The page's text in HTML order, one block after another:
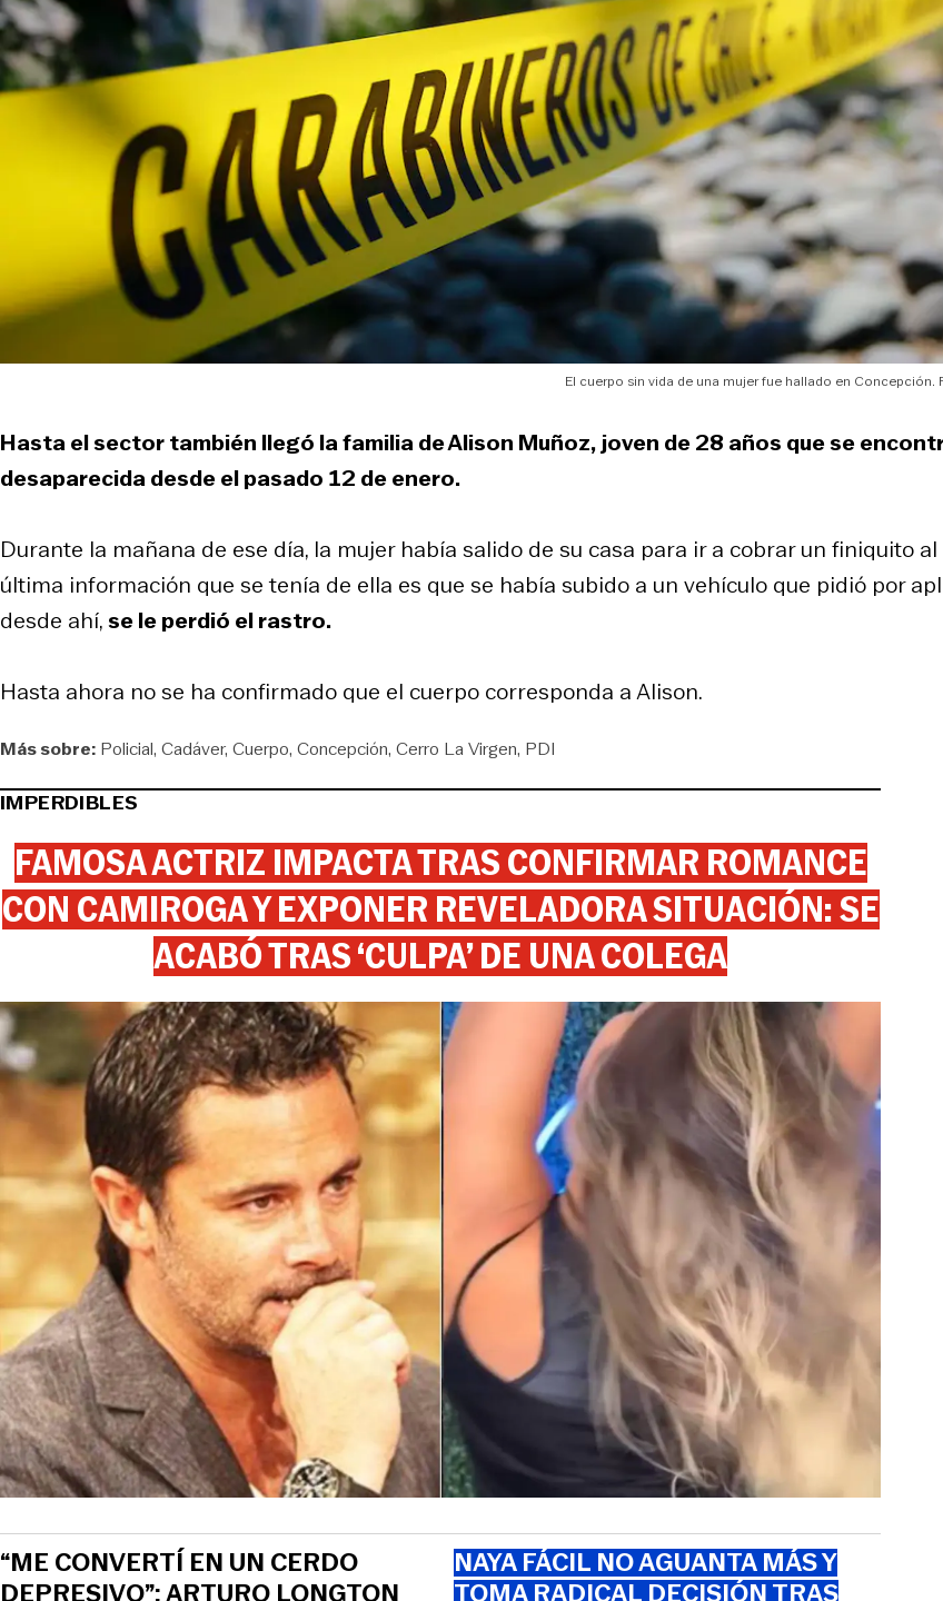
El cuerpo sin vida de una mujer fue hallado en Concepción.
Hasta el sector también llegó la familia de Alison Muñoz, joven de 28 años que se
desaparecida desde el pasado 12 de enero.
Durante la mañana de ese día, la mujer había salido de su casa para ir a cobrar un finiquito al
última información que se tenía de ella es que se había subido a un vehículo que pidió por
desde ahí,se le perdió el rastro.
Hasta ahora no se ha confirmado que el cuerpo corresponda a Alison.
Más sobre: Policial Cadáver Cuerpo Concepción Cerro La Virgen PDI
IMPERDIBLES
FAMOSA ACTRIZ IMPACTA TRAS CONFIRMAR ROMANCE
CON CAMIROGA Y EXPONER REVELADORA SITUACIÓN: SE
ACABÓ TRAS ‘CULPA’ DE UNA COLEGA
“ME CONVERTÍ EN UN CERDO
DEPRESIVO”: ARTURO LONGTON
NAYA FÁCIL NO AGUANTA MÁS Y
TOMA RADICAL DECISIÓN TRAS